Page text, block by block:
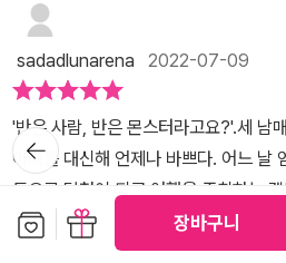
장바구니
되는 책들은 장면이 그려질 정도로 이
년도서에 머물렀던 아이들도 도전하기
니라는 개념이 없어서 아이와 이야기 해
보모의 차이를 검색해보고, 그 역할에
리와 문화가 많이 다르기에 새로운 단
히는 재미도 쏠쏠한 것 같다. 나는 물론
알아보면서 더 자세하게 알게 된 것 같
권도 벌써 출간된 상태라고 하니, 얼른
에 가게 됐어요.아빠는 아주 먼 곳에 있
아이들은 아빠를 '얼굴 없는 목소리'라
여행을 앞두고 아빠에게 집으로 와달라
빠는 약속을 지키지 못하고 여행 당일
한답니다.엄마는 아이들만 두고 가기
서 아이들을 돌봐줄 몬스터 내니 베이
격에 말을 하지 않는 몬스터 내니는 딱
로 덮인 거대한 몸으로 움직일 때마다
sadadlunarena 2022-07-09
'반은 사람, 반은 몬스터라고요?'.세 남
아빠를 대신해 언제나 바쁘다. 어느 날 엄마는 2주간의 여행 상품에 1
등으로 당첨이 되고 여행을 주최하는
베이비시터를 집으로 보내주었다. 그런
람이 아니고 몬스터였다!.초인종 소리
뒤로가
기